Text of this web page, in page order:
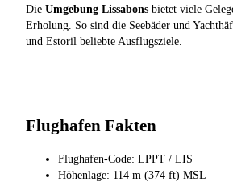
Die Umgebung Lissabons bietet viele
Erholung. So sind die Seebäder und
und Estoril beliebte Ausflugsziele.
Flughafen Fakten
Flughafen-Code: LPPT / LIS
Höhenlage: 114 m (374 ft) MSL